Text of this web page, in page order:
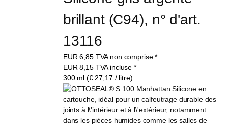
brillant (C94), n° d'art.
13116
EUR6,85 TVA non comprise *
EUR8,15 TVA incluse *
300 ml (€ 27,17 / litre)